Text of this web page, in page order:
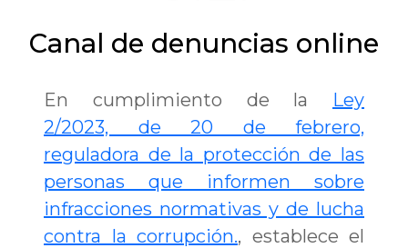
Canal de denuncias online
En cumplimiento de la
Ley
2/2023, de 20 de febrero,
reguladora de la protección de las
personas que informen sobre
infracciones normativas y de lucha
contra la corrupción., establece el